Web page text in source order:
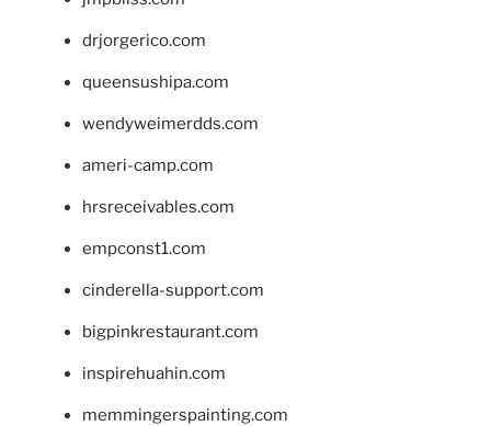
drjorgerico.com
queensushipa.com
wendyweimerdds.com
ameri-camp.com
hrsreceivables.com
empconst1.com
cinderella-support.com
bigpinkrestaurant.com
inspirehuahin.com
memmingerspainting.com